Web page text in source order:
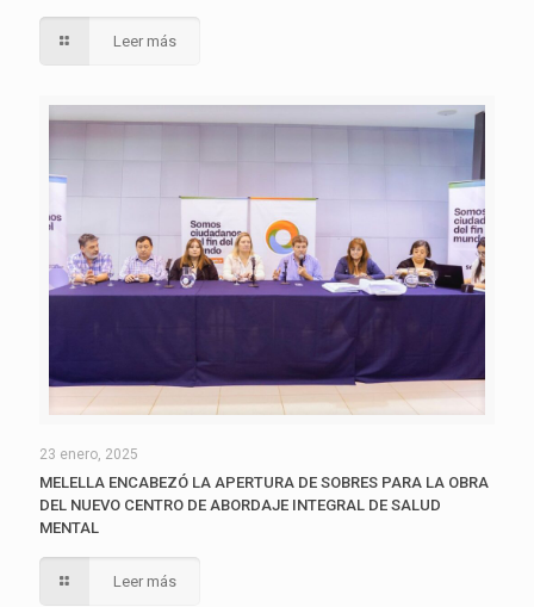
Leer más
23 enero, 2025
MELELLA ENCABEZÓ LA APERTURA DE SOBRES PARA LA OBRA
DEL NUEVO CENTRO DE ABORDAJE INTEGRAL DE SALUD
MENTAL
Leer más